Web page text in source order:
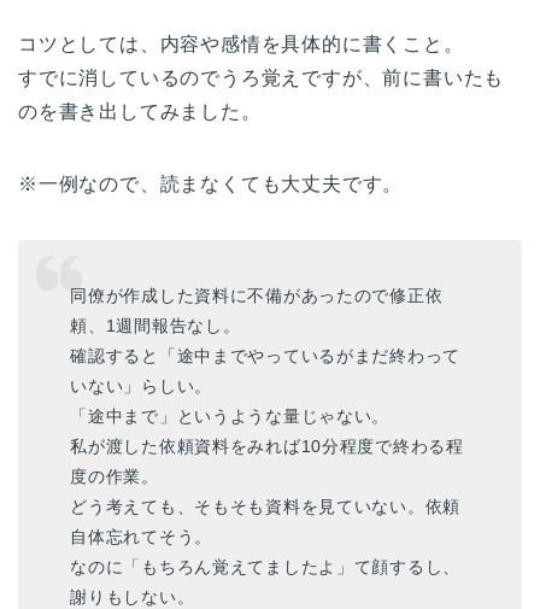
コツとしては、内容や感情を具体的に書くこと。
すでに消しているのでうろ覚えですが、前に書いたも
のを書き出してみました。
※一例なので、読まなくても大丈夫です。
同僚が作成した資料に不備があったので修正依
頼、1週間報告なし。
確認すると「途中までやっているがまだ終わって
いない」らしい。
「途中まで」というような量じゃない。
私が渡した依頼資料をみれば10分程度で終わる程
度の作業。
どう考えても、そもそも資料を見ていない。依頼
自体忘れてそう。
なのに「もちろん覚えてましたよ」て顔するし、
謝りもしない。